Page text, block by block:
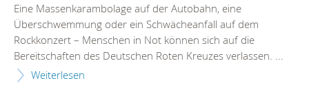
Eine Massenkarambolage auf der Autobahn, eine
Überschwemmung oder ein Schwächeanfall auf dem
Rockkonzert – Menschen in Not können sich auf die
Bereitschaften des Deutschen Roten Kreuzes verlassen. ...
Weiterlesen